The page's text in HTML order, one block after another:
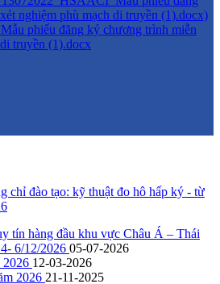
phiếu đăng ký chương trình miễn
truyền (1).docx
chỉ đào tạo: kỹ thuật đo hô hấp ký - từ
tín hàng đầu khu vực Châu Á – Thái
6/12/2026 05-07-2026
12-03-2026
2026 21-11-2025